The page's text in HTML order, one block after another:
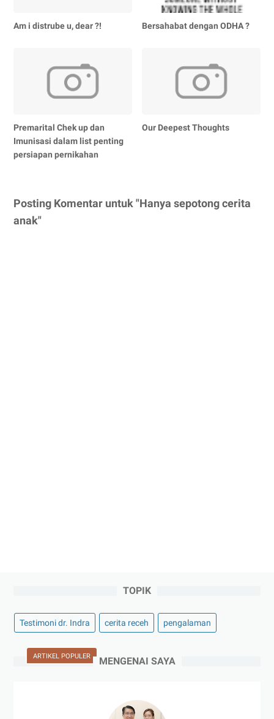
Am i distrube u, dear ?! Bersahabat dengan ODHA ?
Premarital Chek up dan
Imunisasi dalam list penting
persiapan pernikahan
Our Deepest Thoughts
Posting Komentar untuk "Hanya sepotong cerita
anak"
TOPIK
Testimoni dr. Indra cerita receh pengalaman
ARTIKEL POPULER MENGENAI SAYA